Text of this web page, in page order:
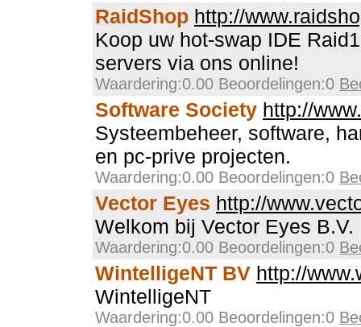
RaidShop http://
Koop uw hot-swap IDE
servers via ons online!
Waardering:0.00 Beoordelingen:0
Software Society http://
Systeembeheer, software,
en pc-prive projecten.
Waardering:0.00 Beoordelingen:0
Vector Eyes http://
Welkom bij Vector Eyes B.V.
Waardering:0.00 Beoordelingen:0
WintelligeNT BV http://
WintelligeNT
Waardering:0.00 Beoordelingen:0